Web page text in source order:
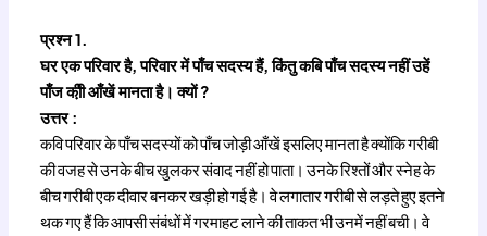
प्रश्न 1.
घर एक परिवार है, परिवार में पाँच सदस्य हैं, किंतु कबि पाँच सदस्य नहीं उहें
पाँज की़ी आँखें मानता है। क्यों ?
उत्तर :
कवि परिवार के पाँच सदस्यों को पाँच जोड़ी आँखें इसलिए मानता है क्योंकि गरीबी
की वजह से उनके बीच खुलकर संवाद नहीं हो पाता। उनके रिश्तों और स्नेह के
बीच गरीबी एक दीवार बनकर खड़ी हो गई है। वे लगातार गरीबी से लड़ते हुए इतने
थक गए हैं कि आपसी संबंधों में गरमाहट लाने की ताकत भी उनमें नहीं बची। वे